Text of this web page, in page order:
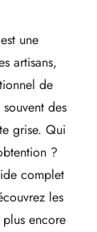
une
artisans,
de
des
grise. Qui
?
complet
les
plus encore